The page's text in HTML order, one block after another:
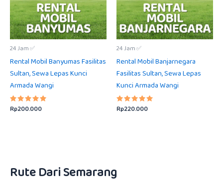
24 Jam ✅
Rental Mobil Banyumas Fasilitas
Sultan, Sewa Lepas Kunci
Armada Wangi
Dinilai
5.00
Rp200.000
24 Jam ✅
Rental Mobil Banjarnegara
Fasilitas Sultan, Sewa Lepas
Kunci Armada Wangi
Dinilai
5.00
Rp220.000
Rute Dari Semarang